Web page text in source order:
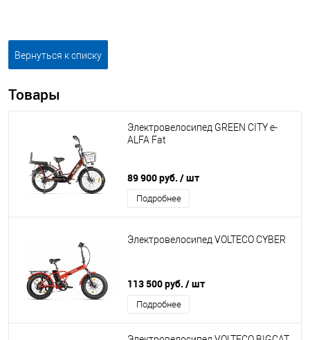
Вернуться к списку
Товары
Электровелосипед GREEN CITY e-
ALFA Fat
89 900 руб. / шт
Подробнее
Электровелосипед VOLTECO CYBER
113 500 руб. / шт
Подробнее